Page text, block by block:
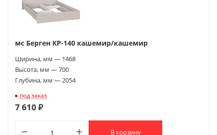
мс Берген КР-140 кашемир/кашемир
Ширина, мм — 1468
Высота, мм — 700
Глубина, мм — 2054
под заказ
7 610 ₽
В корзину